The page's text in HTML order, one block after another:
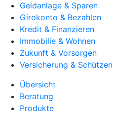
Geldanlage & Sparen
Girokonto & Bezahlen
Kredit & Finanzieren
Immobilie & Wohnen
Zukunft & Vorsorgen
Versicherung & Schützen
Übersicht
Beratung
Produkte